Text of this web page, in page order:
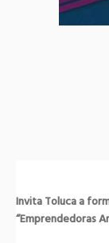
Invita Toluca a
“Emprendedoras